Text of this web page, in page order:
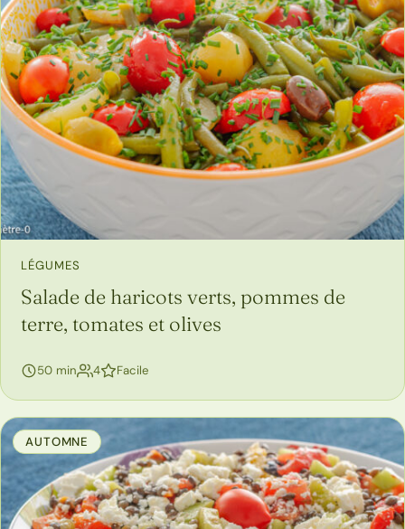
LÉGUMES
Salade de haricots verts, pommes de
terre, tomates et olives
50 min 4personnes
Facile
AUTOMNE